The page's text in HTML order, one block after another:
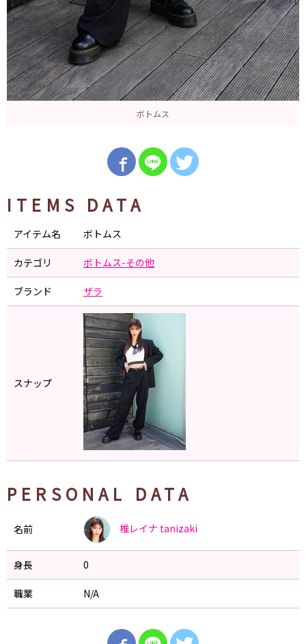
ボトムス
ITEMS DATA
アイテム名 ボトムス
カテゴリ ボトムス-その他
ブランド ザラ
スナップ
PERSONAL DATA
名前 椎レイナ tanizaki
身長 0
職業 N/A